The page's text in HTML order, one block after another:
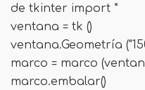
de tkinter import *
ventana = tk ()
ventana.Geometría
marco = marco
marco.embalar()